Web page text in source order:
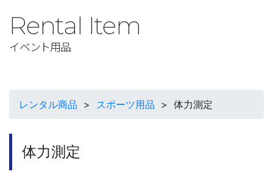
Rental Item
イベント用品
レンタル商品 > スポーツ用品 > 体力測定
体力測定